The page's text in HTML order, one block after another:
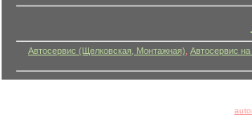
Автосервис (Щелковская, Монтажная) Автосервис